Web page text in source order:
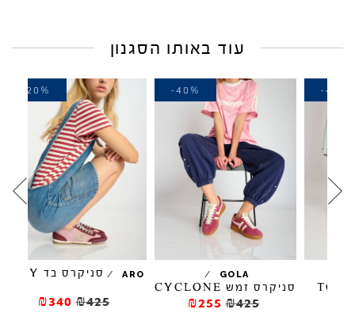
עוד באותו הסגנון
GOLA
/
סניקרס זמש CYCLONE
₪425
₪255
-40%
/ סניקרס בד MAY
₪425
₪340
-20%